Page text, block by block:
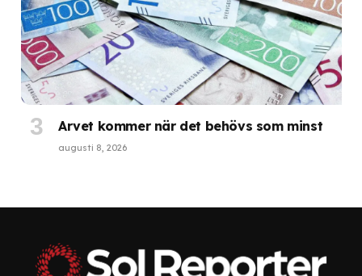
Arvet kommer när det behövs som minst
augusti 8, 2026